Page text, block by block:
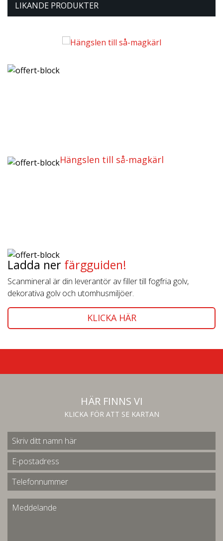
LIKANDE PRODUKTER
Hängslen till så-magkärl
Ladda ner färgguiden!
Scanmineral är din leverantör av filler till fogfria golv,
dekorativa golv och utomhusmiljöer.
KLICKA HÄR
HÄR FINNS VI
KLICKA FÖR ATT SE KARTAN